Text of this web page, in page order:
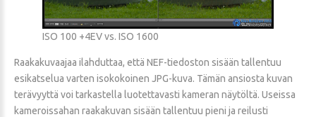
ISO 100 +4EV vs. ISO 1600
Raakakuvaajaa ilahduttaa, että NEF-tiedoston sisään tallentuu
esikatselua varten isokokoinen JPG-kuva. Tämän ansiosta kuvan
terävyyttä voi tarkastella luotettavasti kameran näytöltä. Useissa
kameroissahan raakakuvan sisään tallentuu pieni ja reilusti